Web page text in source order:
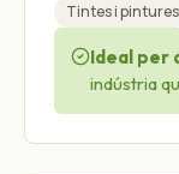
Tintes i pintures
Ideal per
indústria